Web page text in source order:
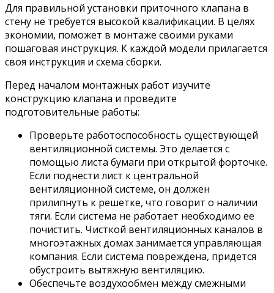
Для правильной установки приточного клапана в
стену не требуется высокой квалификации. В целях
экономии, поможет в монтаже своими руками
пошаговая инструкция. К каждой модели прилагается
своя инструкция и схема сборки.
Перед началом монтажных работ изучите
конструкцию клапана и проведите
подготовительные работы:
Проверьте работоспособность существующей
вентиляционной системы. Это делается с
помощью листа бумаги при открытой форточке.
Если поднести лист к центральной
вентиляционной системе, он должен
прилипнуть к решетке, что говорит о наличии
тяги. Если система не работает необходимо ее
почистить. Чисткой вентиляционных каналов в
многоэтажных домах занимается управляющая
компания. Если система повреждена, придется
обустроить вытяжную вентиляцию.
Обеспечьте воздухообмен между смежными